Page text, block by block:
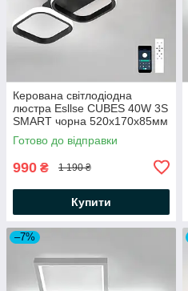
Керована світлодіодна
люстра Esllse CUBES 40W 3S
SMART чорна 520x170x85мм
з пультом і додатком для
смартфону APP
Готово до відправки
990 ₴ 1 190 ₴
Купити
–7%